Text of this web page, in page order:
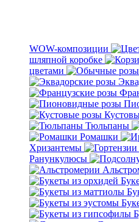
WOW-композиции
шляпной коробке
цветами
Тюльпаны
Ромашки
Хризантемы
Ранункулюсы